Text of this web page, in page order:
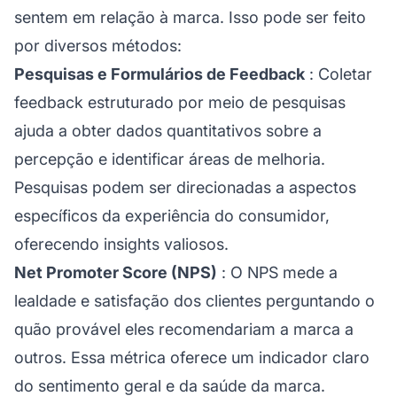
sentem em relação à marca. Isso pode ser feito
por diversos métodos:
Pesquisas e Formulários de Feedback : Coletar
feedback estruturado por meio de pesquisas
ajuda a obter dados quantitativos sobre a
percepção e identificar áreas de melhoria.
Pesquisas podem ser direcionadas a aspectos
específicos da experiência do consumidor,
oferecendo insights valiosos.
Net Promoter Score (NPS) : O NPS mede a
lealdade e satisfação dos clientes perguntando o
quão provável eles recomendariam a marca a
outros. Essa métrica oferece um indicador claro
do sentimento geral e da saúde da marca.